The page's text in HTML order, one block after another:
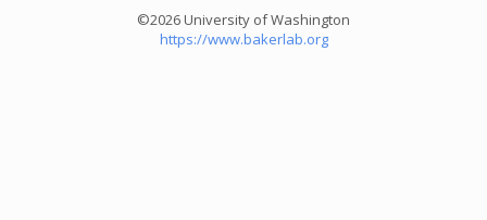
©2026 University of Washington
https://www.bakerlab.org